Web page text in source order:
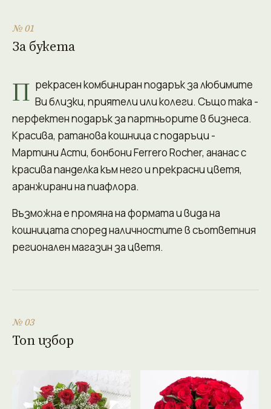
№ 01
За букета
П рекрасен комбиниран подарък за любимите
Ви близки, приятели или колеги. Също така -
перфектен подарък за партньорите в бизнеса.
Красива, ратанова кошница с подаръци -
Мартини Асти, бонбони Ferrero Rocher, ананас с
красива панделка към него и прекрасни цветя,
аранжирани на пиафлора.
Възможна е промяна на формата и вида на
кошницата според наличностите в съответния
регионален магазин за цветя.
№ 03
Топ избор